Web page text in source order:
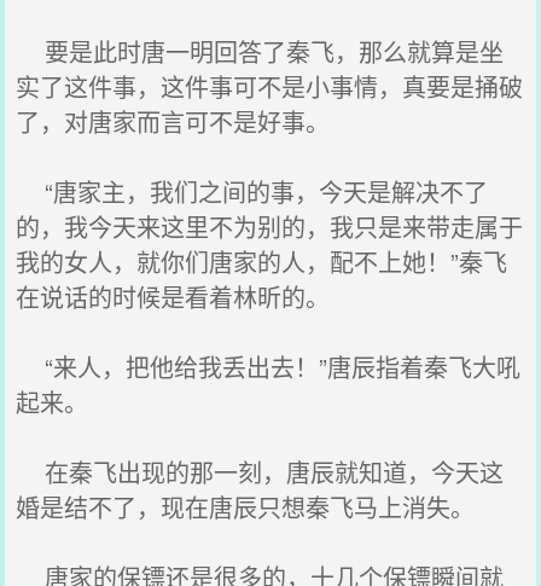
要是此时唐一明回答了秦飞，那么就算是坐
实了这件事，这件事可不是小事情，真要是捅破
了，对唐家而言可不是好事。
“唐家主，我们之间的事，今天是解决不了
的，我今天来这里不为别的，我只是来带走属于
我的女人，就你们唐家的人，配不上她！”秦飞
在说话的时候是看着林昕的。
“来人，把他给我丢出去！”唐辰指着秦飞大吼
起来。
在秦飞出现的那一刻，唐辰就知道，今天这
婚是结不了，现在唐辰只想秦飞马上消失。
唐家的保镖还是很多的，十几个保镖瞬间就